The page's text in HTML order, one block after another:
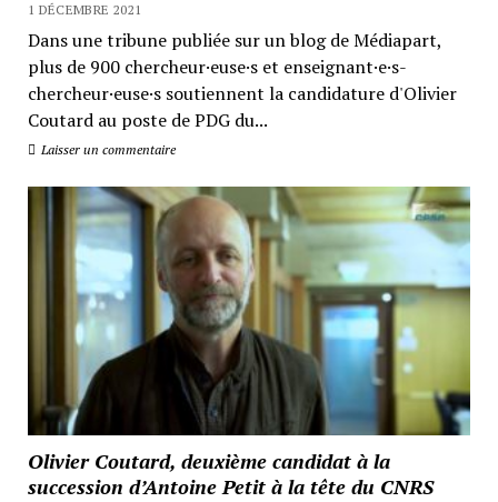
1 DÉCEMBRE 2021
Dans une tribune publiée sur un blog de Médiapart,
plus de 900 chercheur·euse·s et enseignant·e·s-
chercheur·euse·s soutiennent la candidature d'Olivier
Coutard au poste de PDG du...
Laisser un commentaire
Olivier Coutard, deuxième candidat à la
succession d’Antoine Petit à la tête du CNRS